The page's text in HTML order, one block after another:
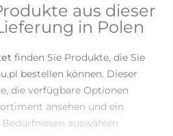
aus dieser
in Polen
finden Sie Produkte, die Sie
bestellen können. Dieser
die verfügbare Optionen
ansehen und ein
auswählen